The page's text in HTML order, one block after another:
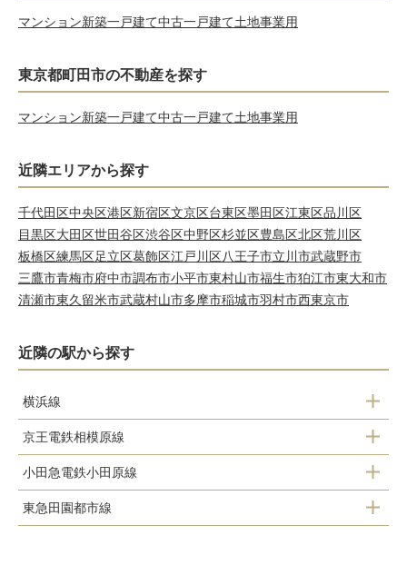
マンション新築一戸建て中古一戸建て土地事業用
東京都町田市の不動産を探す
マンション新築一戸建て中古一戸建て土地事業用
近隣エリアから探す
千代田区中央区港区新宿区文京区台東区墨田区江東区品川区
目黒区大田区世田谷区渋谷区中野区杉並区豊島区北区荒川区
板橋区練馬区足立区葛飾区江戸川区八王子市立川市武蔵野市
三鷹市青梅市府中市調布市小平市東村山市福生市狛江市東大和市
清瀬市東久留米市武蔵村山市多摩市稲城市羽村市西東京市
近隣の駅から探す
横浜線
成瀬駅
町田駅
相原駅
京王電鉄相模原線
多摩境駅
小田急電鉄小田原線
鶴川駅
東急田園都市線